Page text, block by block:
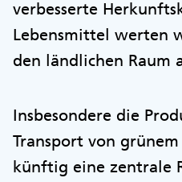
verbesserte
Lebensmittel werten
den ländlichen Raum
Insbesondere die
Transport von
künftig eine zentrale